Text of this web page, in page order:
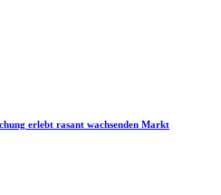
erlebt rasant wachsenden Markt